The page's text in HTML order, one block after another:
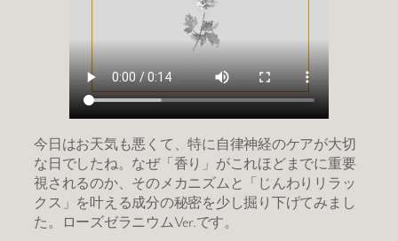
今日はお天気も悪くて、特に自律神経のケアが大切
な日でしたね。なぜ「香り」がこれほどまでに重要
視されるのか、そのメカニズムと「じんわりリラッ
クス」を叶える成分の秘密を少し掘り下げてみまし
た。ローズゼラニウムVer.です。